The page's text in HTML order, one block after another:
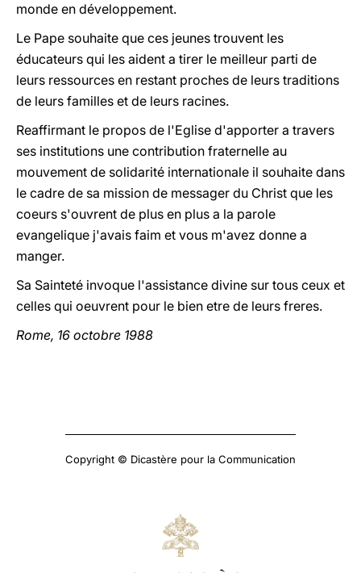
monde en développement.
Le Pape souhaite que ces jeunes trouvent les
éducateurs qui les aident a tirer le meilleur parti de
leurs ressources en restant proches de leurs traditions
de leurs familles et de leurs racines.
Reaffirmant le propos de l'Eglise d'apporter a travers
ses institutions une contribution fraternelle au
mouvement de solidarité internationale il souhaite dans
le cadre de sa mission de messager du Christ que les
coeurs s'ouvrent de plus en plus a la parole
evangelique j'avais faim et vous m'avez donne a
manger.
Sa Sainteté invoque l'assistance divine sur tous ceux et
celles qui oeuvrent pour le bien etre de leurs freres.
Rome, 16 octobre 1988
Copyright © Dicastère pour la Communication